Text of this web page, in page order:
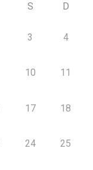
S D
3 4
10 11
17 18
24 25